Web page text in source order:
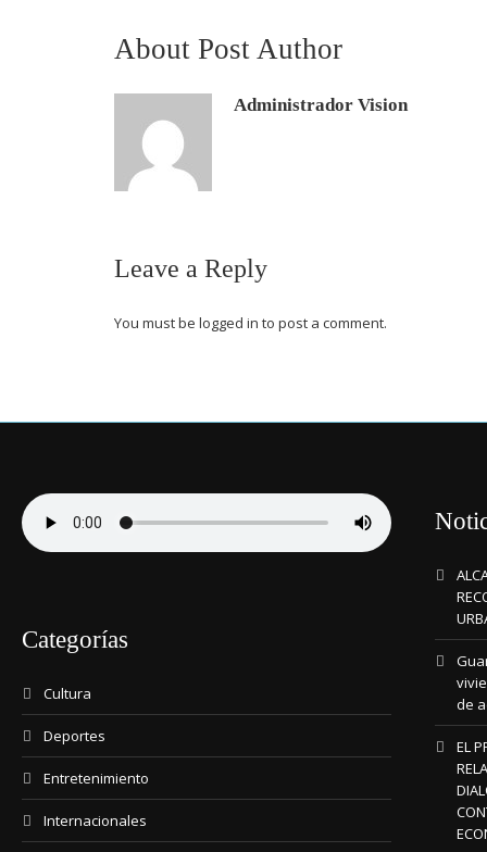
About Post Author
Administrador Vision
Leave a Reply
You must be logged in to post a comment.
Categorías
Cultura
Deportes
Entretenimiento
Internacionales
de
EL